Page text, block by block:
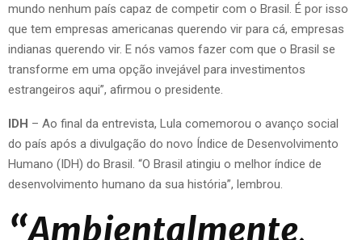
mundo nenhum país capaz de competir com o Brasil. É por isso
que tem empresas americanas querendo vir para cá, empresas
indianas querendo vir. E nós vamos fazer com que o Brasil se
transforme em uma opção invejável para investimentos
estrangeiros aqui”, afirmou o presidente.
IDH – Ao final da entrevista, Lula comemorou o avanço social
do país após a divulgação do novo Índice de Desenvolvimento
Humano (IDH) do Brasil. “O Brasil atingiu o melhor índice de
desenvolvimento humano da sua história”, lembrou.
“Ambientalmente,